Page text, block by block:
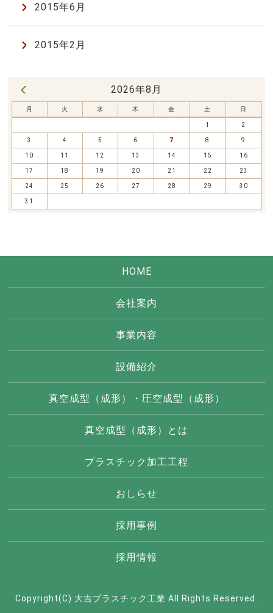
2015年6月
2015年2月
2026年8月
月 火 水 木 金 土 日
1 2
3 4 5 6 7 8 9
10 11 12 13 14 15 16
17 18 19 20 21 22 23
24 25 26 27 28 29 30
31
HOME
会社案内
事業内容
設備紹介
真空成型（成形）・圧空成型（成形）
真空成型（成形）とは
プラスチック加工工程
おしらせ
採用事例
採用情報
Copyright(C) 大吉プラスチック工業 All Rights Reserved.